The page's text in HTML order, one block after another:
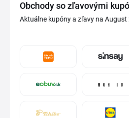
Obchody so zľavovými
Aktuálne kupóny a zľavy na August